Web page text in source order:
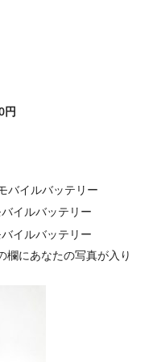
円
バイルバッテリー
イルバッテリー
イルバッテリー
にあなたの写真が入り